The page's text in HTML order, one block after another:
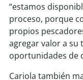
temuco
valdivia
“estamos
proceso, porque
propios
agregar valor a su
oportunidades de
Cariola también